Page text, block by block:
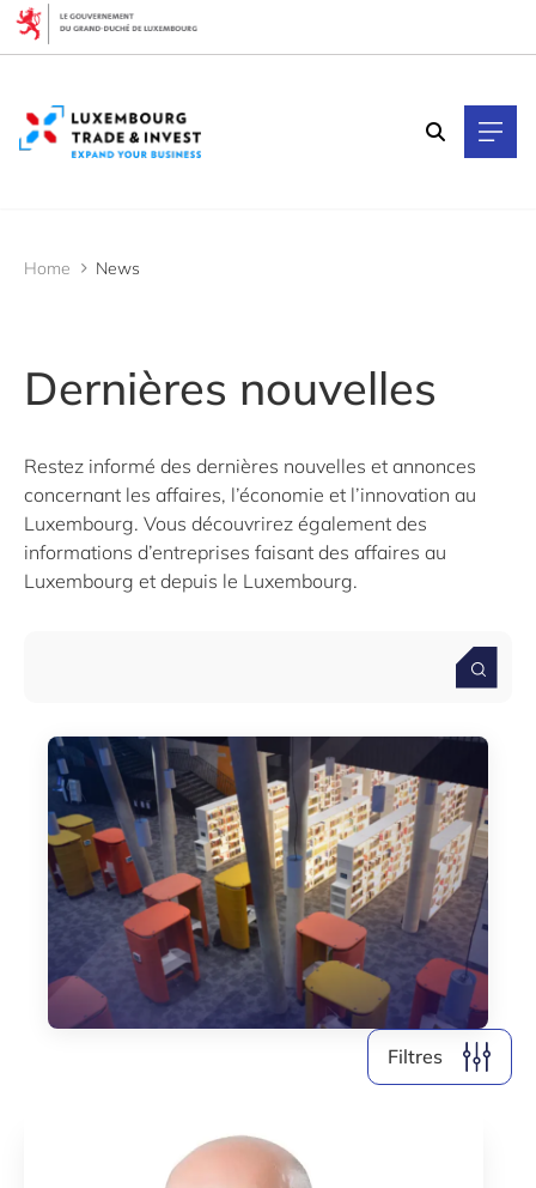
Home News
Dernières nouvelles
Restez informé des dernières nouvelles et annonces
concernant les affaires, l’économie et l’innovation au
Luxembourg. Vous découvrirez également des
informations d’entreprises faisant des affaires au
Luxembourg et depuis le Luxembourg.
Filtres
Filtres
Fintech & Finance
Mode de vie
Partenariat international
Startups & Scaleups
Talents
Technologies quantiques
Filter par année
2024
2023
Supprimer les filtres
AFFICHER LES
99 RÉSULTATS
Cookies management panel